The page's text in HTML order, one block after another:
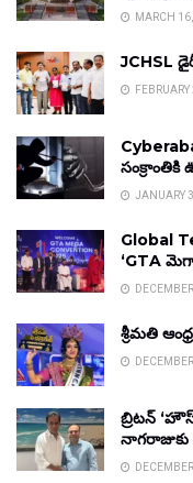
MARCH
JCHSL
సంక్రాంతికి
JANUARY
Global
‘GTA మెగా
శ్రీమతి
బ్రిటన్